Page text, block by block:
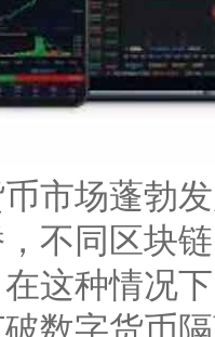
市场蓬勃
不同区块
这种情况